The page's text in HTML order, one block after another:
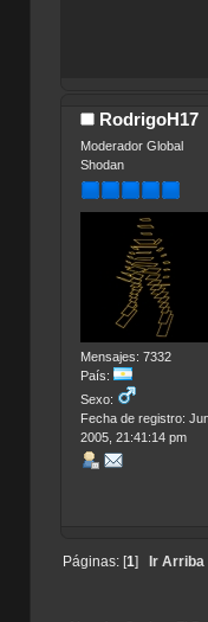
RodrigoH17
Moderador Global
Shodan
Mensajes: 7332
País:
Sexo:
Fecha de registro:
2005, 21:41:14 pm
Páginas: [ 1 Ir Arriba